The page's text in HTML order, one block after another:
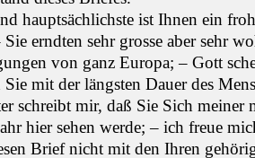
hauptsächlichste ist Ihnen ein
erndten sehr grosse aber sehr
von ganz Europa; – Gott
mit der längsten Dauer des
schreibt mir, daß Sie Sich meiner
hier sehen werde; – ich freue
Brief nicht mit den Ihren